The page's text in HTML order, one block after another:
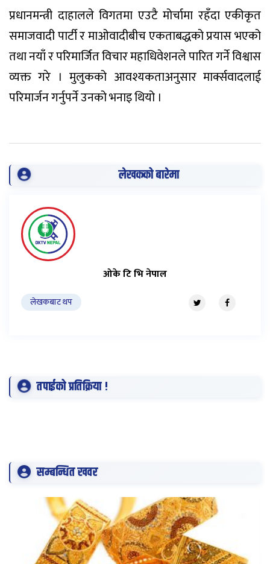
प्रधानमन्त्री दाहालले विगतमा एउटै मोर्चामा रहँदा एकीकृत
समाजवादी पार्टी र माओवादीबीच एकताबद्धको प्रयास भएको
तथा नयाँ र परिमार्जित विचार महाधिवेशनले पारित गर्ने विश्वास
व्यक्त गरे । मुलुकको आवश्यकताअनुसार मार्क्सवादलाई
परिमार्जन गर्नुपर्ने उनको भनाइ थियो ।
लेखकको बारेमा
ओके टि भि नेपाल
लेखकबाट थप
तपाईको प्रतिक्रिया !
सम्बन्धित खवर